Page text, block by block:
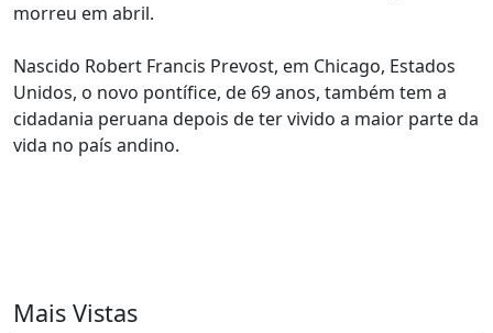
morreu em abril.
Nascido Robert Francis Prevost, em Chicago, Estados
Unidos, o novo pontífice, de 69 anos, também tem a
cidadania peruana depois de ter vivido a maior parte da
vida no país andino.
Mais Vistas